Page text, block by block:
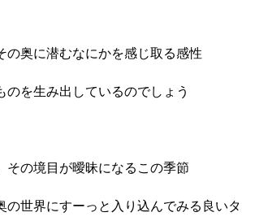
の奥に潜むなにかを感じ取る感性
のを生み出しているのでしょう
その境目が曖昧になるこの季節
の世界にすーっと入り込んでみる良いタ